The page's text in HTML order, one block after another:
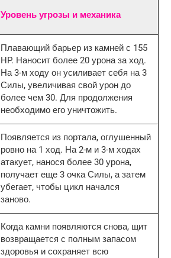
Уровень угрозы и механика
Плавающий барьер из камней с 155
HP. Наносит более 20 урона за ход.
На 3-м ходу он усиливает себя на 3
Силы, увеличивая свой урон до
более чем 30. Для продолжения
необходимо его уничтожить.
Появляется из портала, оглушенный
ровно на 1 ход. На 2-м и 3-м ходах
атакует, нанося более 30 урона,
получает еще 3 очка Силы, а затем
убегает, чтобы цикл начался
заново.
Когда камни появляются снова, щит
возвращается с полным запасом
здоровья и сохраняет всю